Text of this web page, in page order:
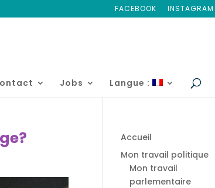
FACEBOOK INSTAGRAM
Jobs Langue :
Accueil
Mon travail politique
Mon travail
parlementaire